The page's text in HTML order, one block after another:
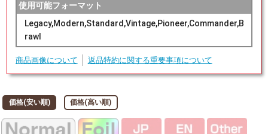
使用可能フォーマット
Legacy,Modern,Standard,Vintage,Pioneer,Commander,B
rawl
商品画像について 返品特約に関する重要事項について
価格(安い順) 価格(高い順)